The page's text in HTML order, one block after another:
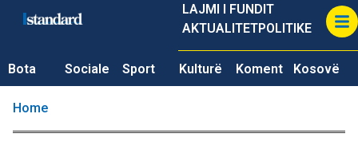
LAJMI I FUNDIT
AKTUALITETPOLITIKE
Bota Sociale Sport Kulturë Koment Kosovë
Home